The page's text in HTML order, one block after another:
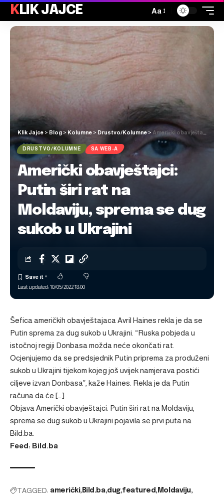
KLIK JAJCE Aa
Klik Jajce > Blog > Kolumne > Drustvo/Kolumne > Američki obavještajci: Putin širi rat na Moldaviju, sprema se dug sukob u Ukrajini
DRUSTVO/KOLUMNE SA WEB-A
Američki obavještajci:
Putin širi rat na
Moldaviju, sprema se dug
sukob u Ukrajini
Last updated: 10/05/2022 18:00
Šefica američkih obavještajaca Avril Haines rekla je da se
Putin sprema za dug sukob u Ukrajini. “Ruska pobjeda u
istočnoj regiji Donbasa možda neće okončati rat.
Ocjenjujemo da se predsjednik Putin priprema za produženi
sukob u Ukrajini tijekom kojeg još uvijek namjerava postići
ciljeve izvan Donbasa”, kaže Haines. Rekla je da Putin
računa da će […]
Objava Američki obavještajci: Putin širi rat na Moldaviju,
sprema se dug sukob u Ukrajini pojavila se prvi puta na
Bild.ba
Feed: Bild.ba
TAGGED: američki Bild.ba dug featured Moldaviju